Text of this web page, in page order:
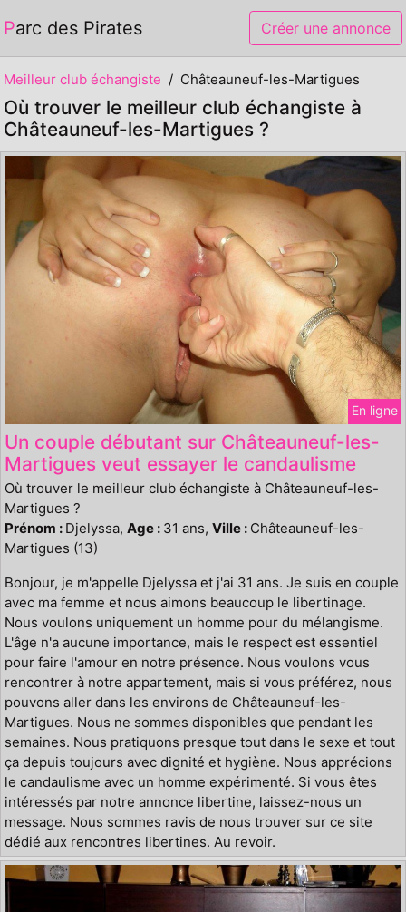
Parc des Pirates Créer une annonce
Meilleur club échangiste Châteauneuf-les-Martigues
Où trouver le meilleur club échangiste à
Châteauneuf-les-Martigues ?
En ligne
Un couple débutant sur Châteauneuf-les-
Martigues veut essayer le candaulisme
Où trouver le meilleur club échangiste à Châteauneuf-les-
Martigues ?
Prénom : Djelyssa, Age : 31 ans, Ville : Châteauneuf-les-
Martigues (13)
Bonjour, je m'appelle Djelyssa et j'ai 31 ans. Je suis en couple
avec ma femme et nous aimons beaucoup le libertinage.
Nous voulons uniquement un homme pour du mélangisme.
L'âge n'a aucune importance, mais le respect est essentiel
pour faire l'amour en notre présence. Nous voulons vous
rencontrer à notre appartement, mais si vous préférez, nous
pouvons aller dans les environs de Châteauneuf-les-
Martigues. Nous ne sommes disponibles que pendant les
semaines. Nous pratiquons presque tout dans le sexe et tout
ça depuis toujours avec dignité et hygiène. Nous apprécions
le candaulisme avec un homme expérimenté. Si vous êtes
intéressés par notre annonce libertine, laissez-nous un
message. Nous sommes ravis de nous trouver sur ce site
dédié aux rencontres libertines. Au revoir.